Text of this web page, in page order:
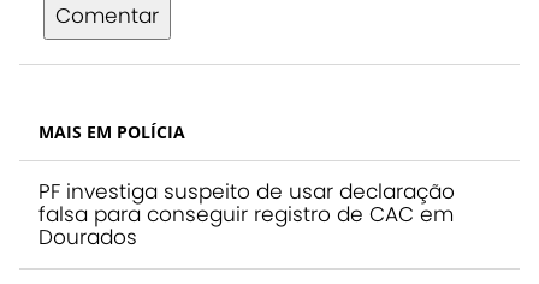
Comentar
MAIS EM POLÍCIA
PF investiga suspeito de usar declaração
falsa para conseguir registro de CAC em
Dourados